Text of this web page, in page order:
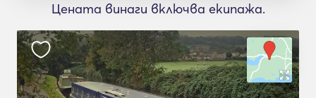
Цената винаги включва екипажа.